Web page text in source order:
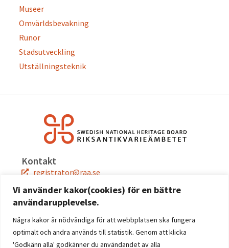
Vi använder kakor(cookies) för en bättre
användarupplevelse.
Några kakor är nödvändiga för att webbplatsen ska fungera
optimalt och andra används till statistik. Genom att klicka
'Godkänn alla' godkänner du användandet av alla
Museer
Omvärldsbevakning
Runor
Stadsutveckling
Utställningsteknik
Kontakt
registrator@raa.se
Snabblänkar
Jobba hos oss
Press
Kontakta oss